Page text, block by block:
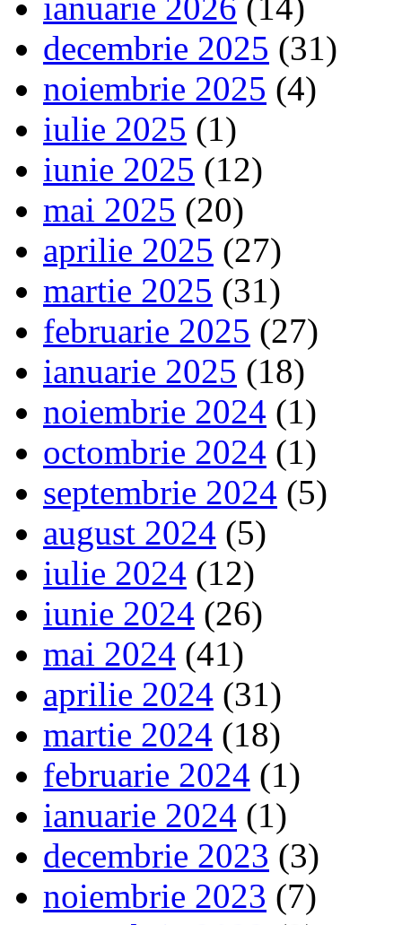
decembrie 2025 (31)
noiembrie 2025 (4)
iulie 2025 (1)
iunie 2025 (12)
mai 2025 (20)
aprilie 2025 (27)
martie 2025 (31)
februarie 2025 (27)
ianuarie 2025 (18)
noiembrie 2024 (1)
octombrie 2024 (1)
septembrie 2024 (5)
august 2024 (5)
iulie 2024 (12)
iunie 2024 (26)
mai 2024 (41)
aprilie 2024 (31)
martie 2024 (18)
februarie 2024 (1)
ianuarie 2024 (1)
decembrie 2023 (3)
noiembrie 2023 (7)